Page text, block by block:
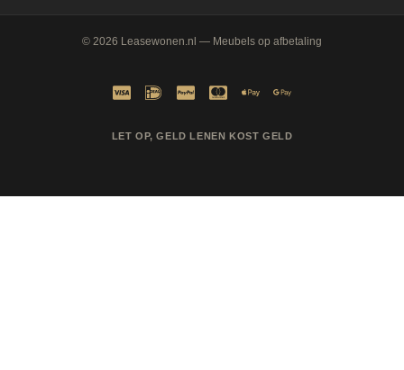
© 2026 Leasewonen.nl — Meubels op afbetaling
LET OP, GELD LENEN KOST GELD